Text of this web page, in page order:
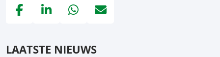
LAATSTE NIEUWS